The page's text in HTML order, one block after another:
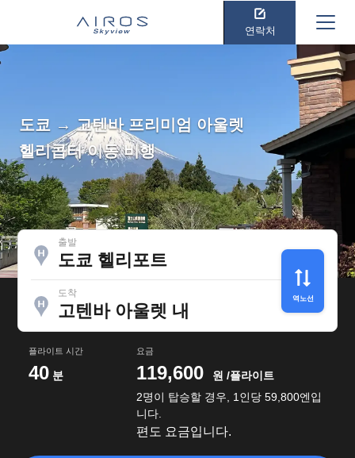
연락처
도쿄 → 고텐바 프리미엄 아울렛
헬리콥터 이동 비행
출발
도쿄 헬리포트
역노선
도착
고텐바 아울렛 내
플라이트 시간
40 분
요금
119,600
원 /플라이트
2명이 탑승할 경우, 1인당 59,800엔입
니다.
편도 요금입니다.